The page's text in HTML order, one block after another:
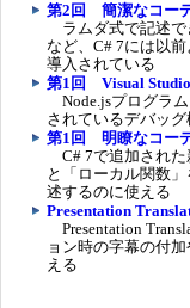
第2回 簡潔なコー
ラムダ式で記述で
など、C# 7には以
導入されている
第1回 Visual Studio
Node.jsプログラ
されているデバッ
第1回 明瞭なコー
C# 7で追加された
と「ローカル関数
述するのに使える
Presentation
Presentation
ョン時の字幕の付
える